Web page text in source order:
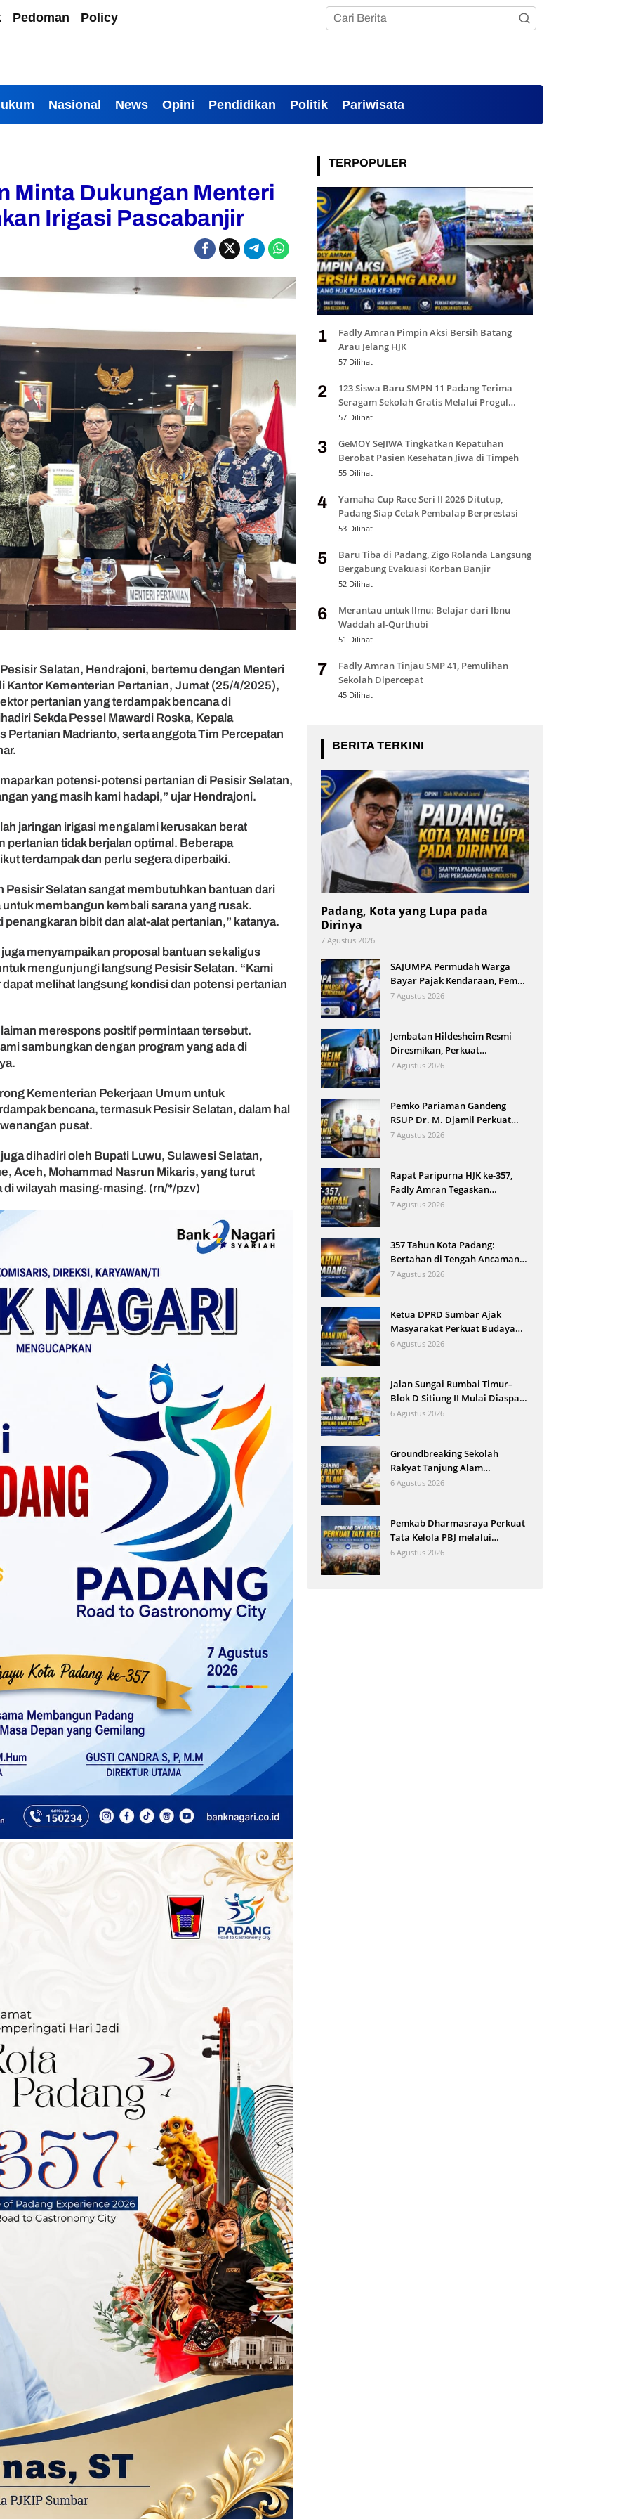
Pedoman Policy
Nasional News Opini Pendidikan Politik Pariwisata
Minta Dukungan Menteri
Irigasi Pascabanjir
Selatan, Hendrajoni, bertemu dengan Menteri
Kantor Kementerian Pertanian, Jumat (25/4/2025),
pertanian yang terdampak bencana di
Sekda Pessel Mawardi Roska, Kepala
Pertanian Madrianto, serta anggota Tim Percepatan
potensi-potensi pertanian di Pesisir Selatan,
yang masih kami hadapi,” ujar Hendrajoni.
jaringan irigasi mengalami kerusakan berat
pertanian tidak berjalan optimal. Beberapa
terdampak dan perlu segera diperbaiki.
Pesisir Selatan sangat membutuhkan bantuan dari
membangun kembali sarana yang rusak.
bibit dan alat-alat pertanian,” katanya.
menyampaikan proposal bantuan sekaligus
mengunjungi langsung Pesisir Selatan. “Kami
melihat langsung kondisi dan potensi pertanian
merespons positif permintaan tersebut.
sambungkan dengan program yang ada di
Kementerian Pekerjaan Umum untuk
bencana, termasuk Pesisir Selatan, dalam hal
pusat.
dihadiri oleh Bupati Luwu, Sulawesi Selatan,
Aceh, Mohammad Nasrun Mikaris, yang turut
wilayah masing-masing. (rn/*/pzv)
TERPOPULER
1
Fadly Amran Pimpin Aksi Bersih Batang
Arau Jelang HJK
57 Dilihat
2
123 Siswa Baru SMPN 11 Padang Terima
Seragam Sekolah Gratis Melalui Progul
Padang Juara
57 Dilihat
3
GeMOY SeJIWA Tingkatkan Kepatuhan
Berobat Pasien Kesehatan Jiwa di Timpeh
55 Dilihat
4
Yamaha Cup Race Seri II 2026 Ditutup,
Padang Siap Cetak Pembalap Berprestasi
53 Dilihat
5
Baru Tiba di Padang, Zigo Rolanda Langsung
Bergabung Evakuasi Korban Banjir
52 Dilihat
6
Merantau untuk Ilmu: Belajar dari Ibnu
Waddah al-Qurthubi
51 Dilihat
7
Fadly Amran Tinjau SMP 41, Pemulihan
Sekolah Dipercepat
45 Dilihat
BERITA TERKINI
Padang, Kota yang Lupa pada
Dirinya
7 Agustus 2026
SAJUMPA Permudah Warga
Bayar Pajak Kendaraan, Pemko
Pariaman Jemput Bola
7 Agustus 2026
Jembatan Hildesheim Resmi
Diresmikan, Perkuat
Persahabatan Padang dan Kota
7 Agustus 2026
Pemko Pariaman Gandeng
RSUP Dr. M. Djamil Perkuat
Tata Kelola dan Mutu Layanan
7 Agustus 2026
Rapat Paripurna HJK ke-357,
Fadly Amran Tegaskan
Transformasi Ekonomi Jadi
7 Agustus 2026
357 Tahun Kota Padang:
Bertahan di Tengah Ancaman
Bencana dan Arus Modernisasi
7 Agustus 2026
Ketua DPRD Sumbar Ajak
Masyarakat Perkuat Budaya
Kewaspadaan Dini demi
6 Agustus 2026
Jalan Sungai Rumbai Timur–
Blok D Sitiung II Mulai Diaspal,
Kerusakan Belasan Tahun
6 Agustus 2026
Groundbreaking Sekolah
Rakyat Tanjung Alam
Ditargetkan September, Bupati
6 Agustus 2026
Pemkab Dharmasraya Perkuat
Tata Kelola PBJ melalui
Sosialisasi Regulasi dan
6 Agustus 2026